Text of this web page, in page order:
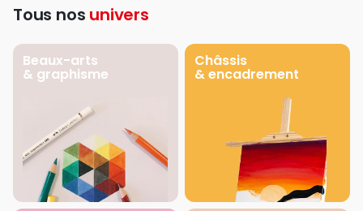
Tous nos univers
Beaux-arts
& graphisme
Châssis
& encadrement